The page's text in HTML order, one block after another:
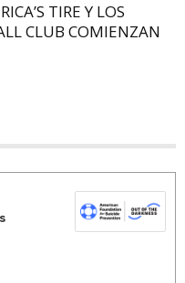
TIRE Y LOS
CLUB COMIENZAN